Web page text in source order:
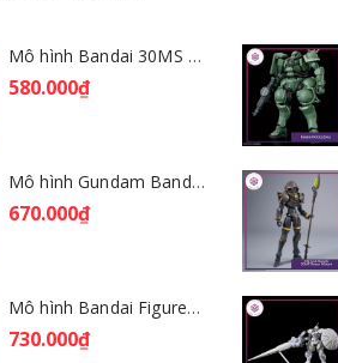
Mô hình Bandai 30MS Tiasha (Dahlia Wear) [Color B] [GDB] [30MS]
580.000₫
Mô hình Gundam Bandai HGGQ Rick Dom (Gaia / Ortega) 1/144 [GDB] [BHG]
670.000₫
Mô hình Bandai Figure-rise Standard Nyaan - Gundam GQuuuuuuX [GDB] [FRS]
730.000₫